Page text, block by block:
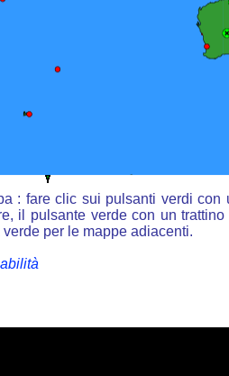
: fare clic sui pulsanti verdi con
il pulsante verde con un trattino
per le mappe adiacenti.